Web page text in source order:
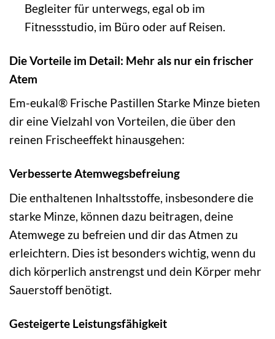
Begleiter für unterwegs, egal ob im
Fitnessstudio, im Büro oder auf Reisen.
Die Vorteile im Detail: Mehr als nur ein frischer
Atem
Em-eukal® Frische Pastillen Starke Minze bieten
dir eine Vielzahl von Vorteilen, die über den
reinen Frischeeffekt hinausgehen:
Verbesserte Atemwegsbefreiung
Die enthaltenen Inhaltsstoffe, insbesondere die
starke Minze, können dazu beitragen, deine
Atemwege zu befreien und dir das Atmen zu
erleichtern. Dies ist besonders wichtig, wenn du
dich körperlich anstrengst und dein Körper mehr
Sauerstoff benötigt.
Gesteigerte Leistungsfähigkeit